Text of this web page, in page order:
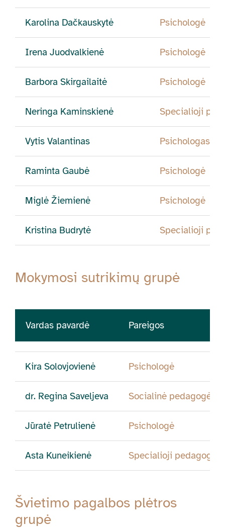
Karolina Dačkauskytė Psichologė
Irena Juodvalkienė Psichologė
Barbora Skirgailaitė Psichologė
Neringa Kaminskienė Specialioji
Vytis Valantinas Psichologas
Raminta Gaubė Psichologė
Miglė Žiemienė Psichologė
Kristina Budrytė Specialioji
Mokymosi sutrikimų grupė
Vardas pavardė Pareigos
Kira Solovjovienė Psichologė
dr. Regina Saveljeva Socialinė pedagogė
Jūratė Petrulienė Psichologė
Asta Kuneikienė Specialioji pedagogė
Švietimo pagalbos plėtros
grupė